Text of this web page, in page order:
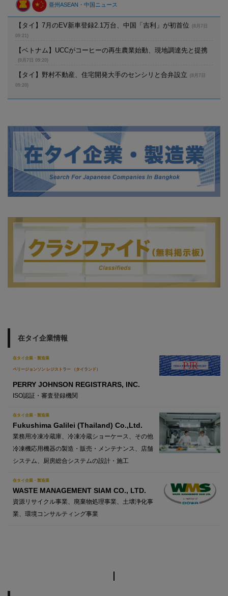
亜州ASEAN・中国ニュース
【タイ】7月のEV新車登録2.1万台、中国「吉利」が初首位
(8月7日
09:21)
【ベトナム】UCCがコーヒーの再生農業始動、現地調達先と提携
(8月7日 09:20)
【タイ】野村不動産、住宅開発大手のセンシリと合弁設立
(8月7日
09:20)
在タイ企業情報
在タイ企業・製造業
ペリージョンソン レジストラー （タイランド）
PERRY JOHNSON REGISTRARS, INC.
ISO認証・審査登録機関
在タイ企業・製造業
Fukushima Galilei (Thailand) Co.,Ltd.
業務用冷凍冷蔵庫、冷凍冷蔵ショーケース、その他
冷凍機応用機器の製造・販売・メンテナンス、店舗
システム、厨房総合システムの設計・施工
在タイ企業・製造業
WASTE MANAGEMENT SIAM CO., LTD.
資源リサイクル事業、廃棄物処理事業、土壌浄化事
業、環境コンサルティング事業